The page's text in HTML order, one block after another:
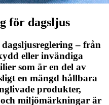
för dagsljus
– från
eller invändiga
som är en del av
en mängd hållbara
produkter,
miljömärkningar är